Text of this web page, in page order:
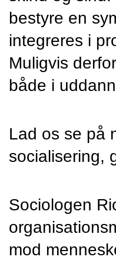
bestyre en
integreres i
Muligvis
både i
Lad os se på
socialisering,
Sociologen
mod